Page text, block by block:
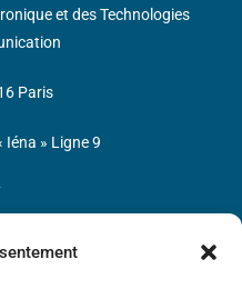
et des Technologies
Paris
Iéna » Ligne 9
APE : 9412Z TVA intra-